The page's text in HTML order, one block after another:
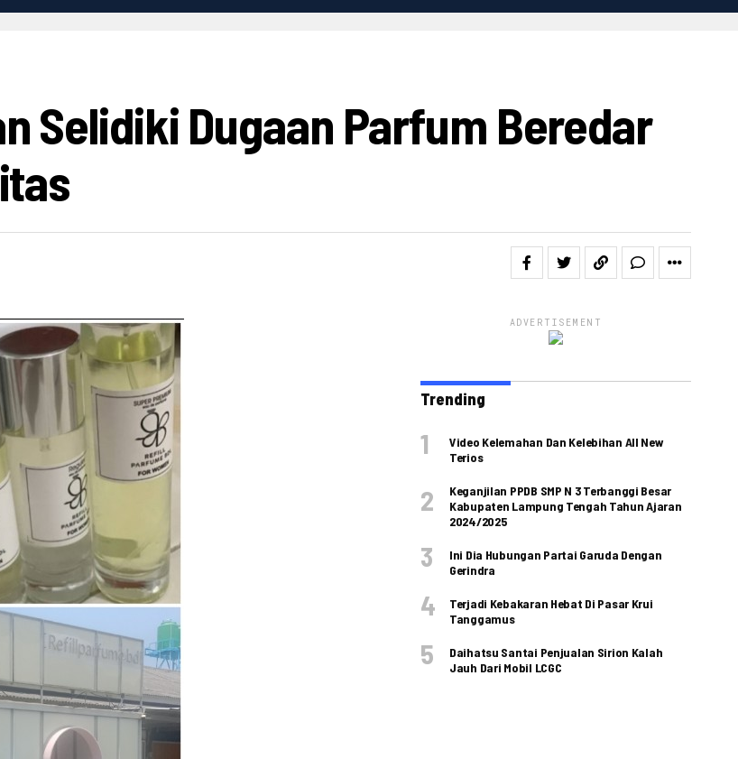
Selidiki Dugaan Parfum Beredar
ADVERTISEMENT
Trending
Video Kelemahan Dan Kelebihan All New
Terios
Keganjilan PPDB SMP N 3 Terbanggi Besar
Kabupaten Lampung Tengah Tahun Ajaran
2024/2025
Ini Dia Hubungan Partai Garuda Dengan
Gerindra
Terjadi Kebakaran Hebat Di Pasar Krui
Tanggamus
Daihatsu Santai Penjualan Sirion Kalah
Jauh Dari Mobil LCGC